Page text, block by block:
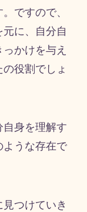
ですので、
に、自分自
かけを与え
役割でしょ
身を理解す
ような存在で
つけていき